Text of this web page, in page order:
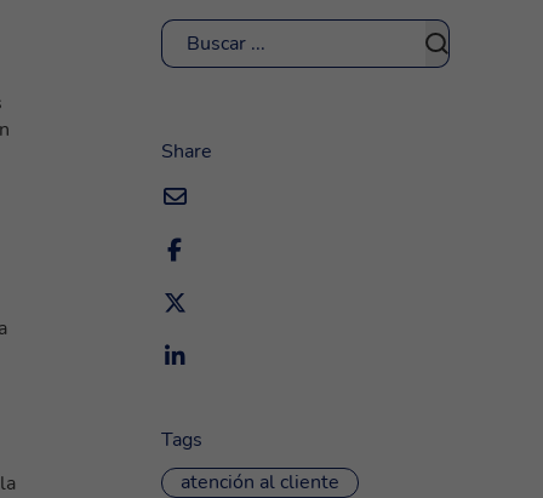
Buscar
Share
Tags
atención al cliente